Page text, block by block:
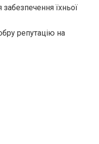
забезпечення їхньої
репутацію на